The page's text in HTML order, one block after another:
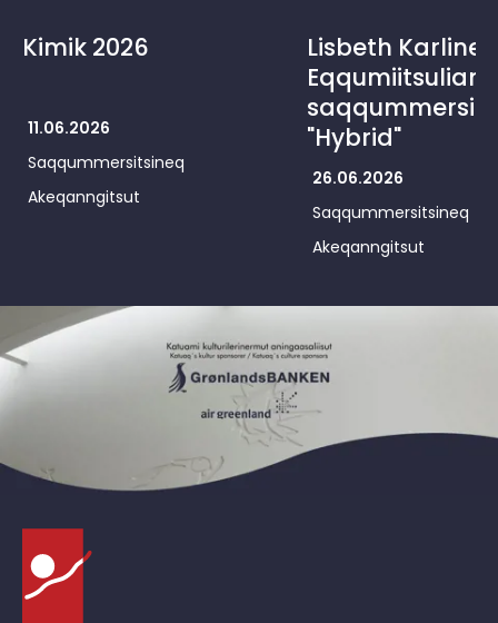
Kimik 2026
11.06.2026
Saqqummersitsineq
Akeqanngitsut
Lisbeth Karline
"Hybrid"
26.06.2026
Saqqummersitsineq
Akeqanngitsut